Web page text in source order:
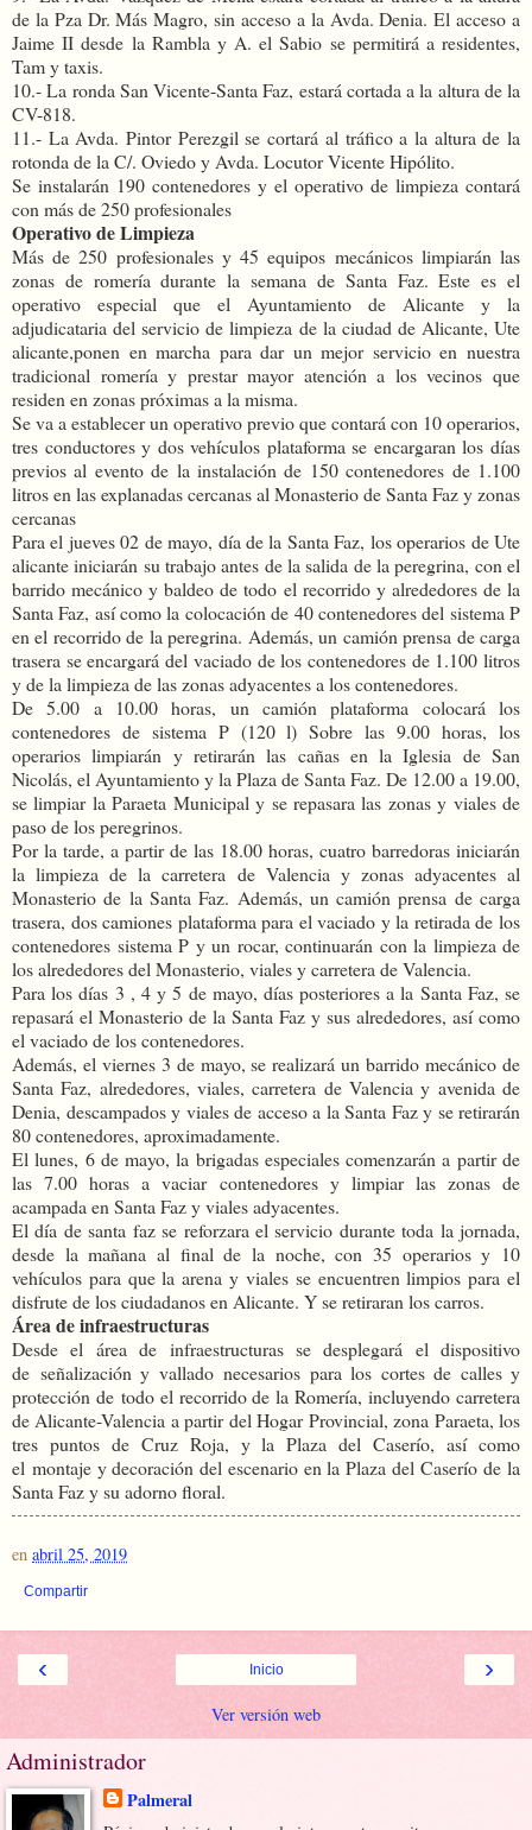
de la Pza Dr. Más Magro, sin acceso a la Avda. Denia. El acceso a
Jaime II desde la Rambla y A. el Sabio se permitirá a residentes,
Tam y taxis.
10.- La ronda San Vicente-Santa Faz, estará cortada a la altura de la
CV-818.
11.- La Avda. Pintor Perezgil se cortará al tráfico a la altura de la
rotonda de la C/. Oviedo y Avda. Locutor Vicente Hipólito.
Se instalarán 190 contenedores y el operativo de limpieza contará
con más de 250 profesionales
Operativo de Limpieza
Más de 250 profesionales y 45 equipos mecánicos limpiarán las
zonas de romería durante la semana de Santa Faz. Este es el
operativo especial que el Ayuntamiento de Alicante y la
adjudicataria del servicio de limpieza de la ciudad de Alicante, Ute
alicante,ponen en marcha para dar un mejor servicio en nuestra
tradicional romería y prestar mayor atención a los vecinos que
residen en zonas próximas a la misma.
Se va a establecer un operativo previo que contará con 10 operarios,
tres conductores y dos vehículos plataforma se encargaran los días
previos al evento de la instalación de 150 contenedores de 1.100
litros en las explanadas cercanas al Monasterio de Santa Faz y zonas
cercanas
Para el jueves 02 de mayo, día de la Santa Faz, los operarios de Ute
alicante iniciarán su trabajo antes de la salida de la peregrina, con el
barrido mecánico y baldeo de todo el recorrido y alrededores de la
Santa Faz, así como la colocación de 40 contenedores del sistema P
en el recorrido de la peregrina. Además, un camión prensa de carga
trasera se encargará del vaciado de los contenedores de 1.100 litros
y de la limpieza de las zonas adyacentes a los contenedores.
De 5.00 a 10.00 horas, un camión plataforma colocará los
contenedores de sistema P (120 l) Sobre las 9.00 horas, los
operarios limpiarán y retirarán las cañas en la Iglesia de San
Nicolás, el Ayuntamiento y la Plaza de Santa Faz. De 12.00 a 19.00,
se limpiar la Paraeta Municipal y se repasara las zonas y viales de
paso de los peregrinos.
Por la tarde, a partir de las 18.00 horas, cuatro barredoras iniciarán
la limpieza de la carretera de Valencia y zonas adyacentes al
Monasterio de la Santa Faz. Además, un camión prensa de carga
trasera, dos camiones plataforma para el vaciado y la retirada de los
contenedores sistema P y un rocar, continuarán con la limpieza de
los alrededores del Monasterio, viales y carretera de Valencia.
Para los días 3 , 4 y 5 de mayo, días posteriores a la Santa Faz, se
repasará el Monasterio de la Santa Faz y sus alrededores, así como
el vaciado de los contenedores.
Además, el viernes 3 de mayo, se realizará un barrido mecánico de
Santa Faz, alrededores, viales, carretera de Valencia y avenida de
Denia, descampados y viales de acceso a la Santa Faz y se retirarán
80 contenedores, aproximadamente.
El lunes, 6 de mayo, la brigadas especiales comenzarán a partir de
las 7.00 horas a vaciar contenedores y limpiar las zonas de
acampada en Santa Faz y viales adyacentes.
El día de santa faz se reforzara el servicio durante toda la jornada,
desde la mañana al final de la noche, con 35 operarios y 10
vehículos para que la arena y viales se encuentren limpios para el
disfrute de los ciudadanos en Alicante. Y se retiraran los carros.
Área de infraestructuras
Desde el área de infraestructuras se desplegará el dispositivo
de señalización y vallado necesarios para los cortes de calles y
protección de todo el recorrido de la Romería, incluyendo carretera
de Alicante-Valencia a partir del Hogar Provincial, zona Paraeta, los
tres puntos de Cruz Roja, y la Plaza del Caserío, así como
el montaje y decoración del escenario en la Plaza del Caserío de la
Santa Faz y su adorno floral.
en abril 25, 2019
Compartir
‹ ›
Inicio
Ver versión web
Administrador
Palmeral